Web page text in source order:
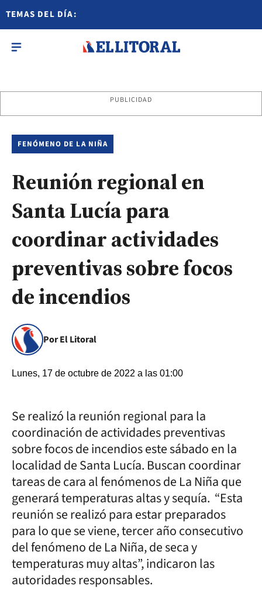
TEMAS DEL DÍA:
PUBLICIDAD
FENÓMENO DE LA NIÑA
Reunión regional en
Santa Lucía para
coordinar actividades
preventivas sobre focos
de incendios
Por El Litoral
Lunes, 17 de octubre de 2022 a las 01:00
Se realizó la reunión regional para la
coordinación de actividades preventivas
sobre focos de incendios este sábado en la
localidad de Santa Lucía. Buscan coordinar
tareas de cara al fenómenos de La Niña que
generará temperaturas altas y sequía. “Esta
reunión se realizó para estar preparados
para lo que se viene, tercer año consecutivo
del fenómeno de La Niña, de seca y
temperaturas muy altas”, indicaron las
autoridades responsables.